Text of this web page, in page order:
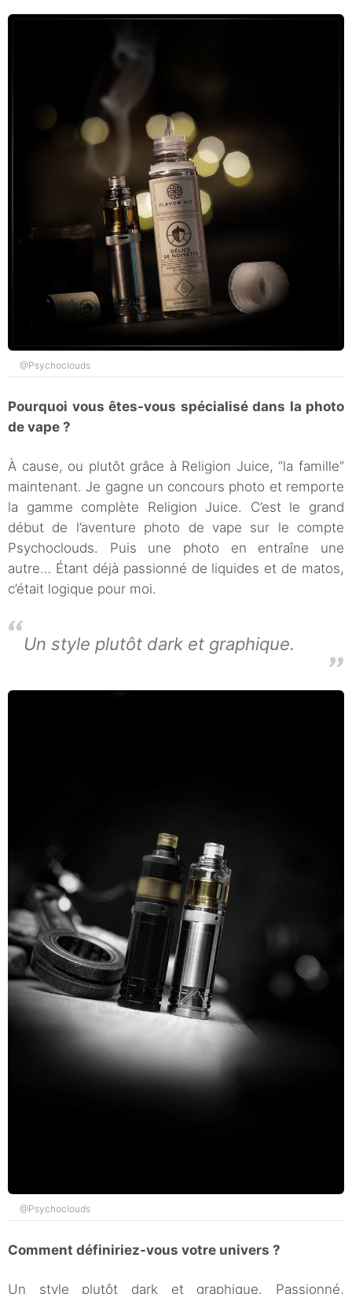
@Psychoclouds
Pourquoi vous êtes-vous spécialisé dans la photo
de vape ?
À cause, ou plutôt grâce à Religion Juice, “la famille”
maintenant. Je gagne un concours photo et remporte
la gamme complète Religion Juice. C’est le grand
début de l’aventure photo de vape sur le compte
Psychoclouds. Puis une photo en entraîne une
autre… Étant déjà passionné de liquides et de matos,
c’était logique pour moi.
Un style plutôt dark et graphique.
@Psychoclouds
Comment définiriez-vous votre univers ?
Un style plutôt dark et graphique. Passionné,